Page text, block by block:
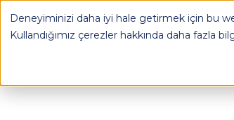
Deneyiminizi daha iyi hale getirmek için bu
Kullandığımız çerezler hakkında daha fazla
OPLOG